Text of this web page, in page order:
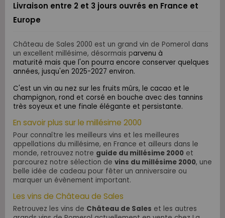
Livraison entre 2 et 3 jours ouvrés en France et
Europe
Château de Sales 2000 est un grand vin de Pomerol dans
un excellent millésime, désormais parvenu à
maturité mais que l'on pourra encore conserver quelques
années, jusqu'en 2025-2027 environ.
C'est un vin au nez sur les fruits mûrs, le cacao et le
champignon, rond et corsé en bouche avec des tannins
très soyeux et une finale élégante et persistante.
En savoir plus sur le millésime 2000
Pour connaître les meilleurs vins et les meilleures
appellations du millésime, en France et ailleurs dans le
monde, retrouvez notre guide du millésime 2000 et
parcourez notre sélection de vins du millésime 2000, une
belle idée de cadeau pour fêter un anniversaire ou
marquer un évènement important.
Les vins de Château de Sales
Retrouvez les vins de Château de Sales et les autres